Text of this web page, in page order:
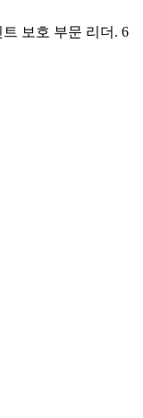
보호 부문 리더. 6